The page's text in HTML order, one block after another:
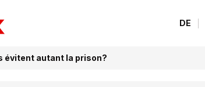
DE
évitent autant la prison?